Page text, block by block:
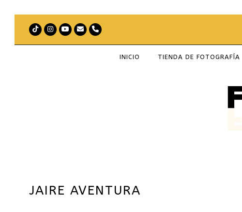
TiktokInstagram
Youtube
CorreoTeléfono
INICIO TIENDA DE FOTOGRAFÍA
JAIRE AVENTURA